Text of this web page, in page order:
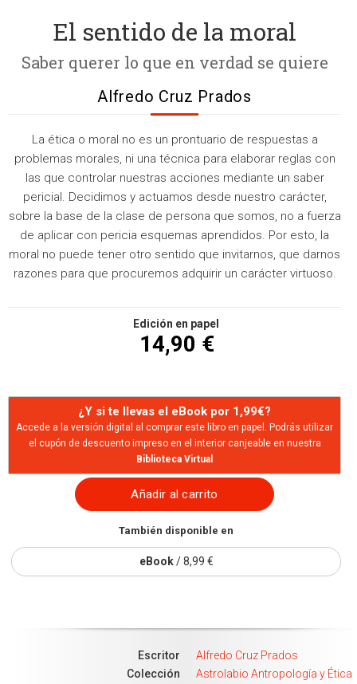
El sentido de la moral
Saber querer lo que en verdad se quiere
Alfredo Cruz Prados
La ética o moral no es un prontuario de respuestas a
problemas morales, ni una técnica para elaborar reglas con
las que controlar nuestras acciones mediante un saber
pericial. Decidimos y actuamos desde nuestro carácter,
sobre la base de la clase de persona que somos, no a fuerza
de aplicar con pericia esquemas aprendidos. Por esto, la
moral no puede tener otro sentido que invitarnos, que darnos
razones para que procuremos adquirir un carácter virtuoso.
Edición en papel
14,90 €
¿Y si te llevas el eBook por 1,99€?
Accede a la versión digital al comprar este libro en papel. Podrás utilizar
el cupón de descuento impreso en el interior canjeable en nuestra
Biblioteca Virtual
Añadir al carrito
También disponible en
eBook/ 8,99 €
Escritor
Alfredo Cruz Prados
Colección
Astrolabio Antropología y Ética